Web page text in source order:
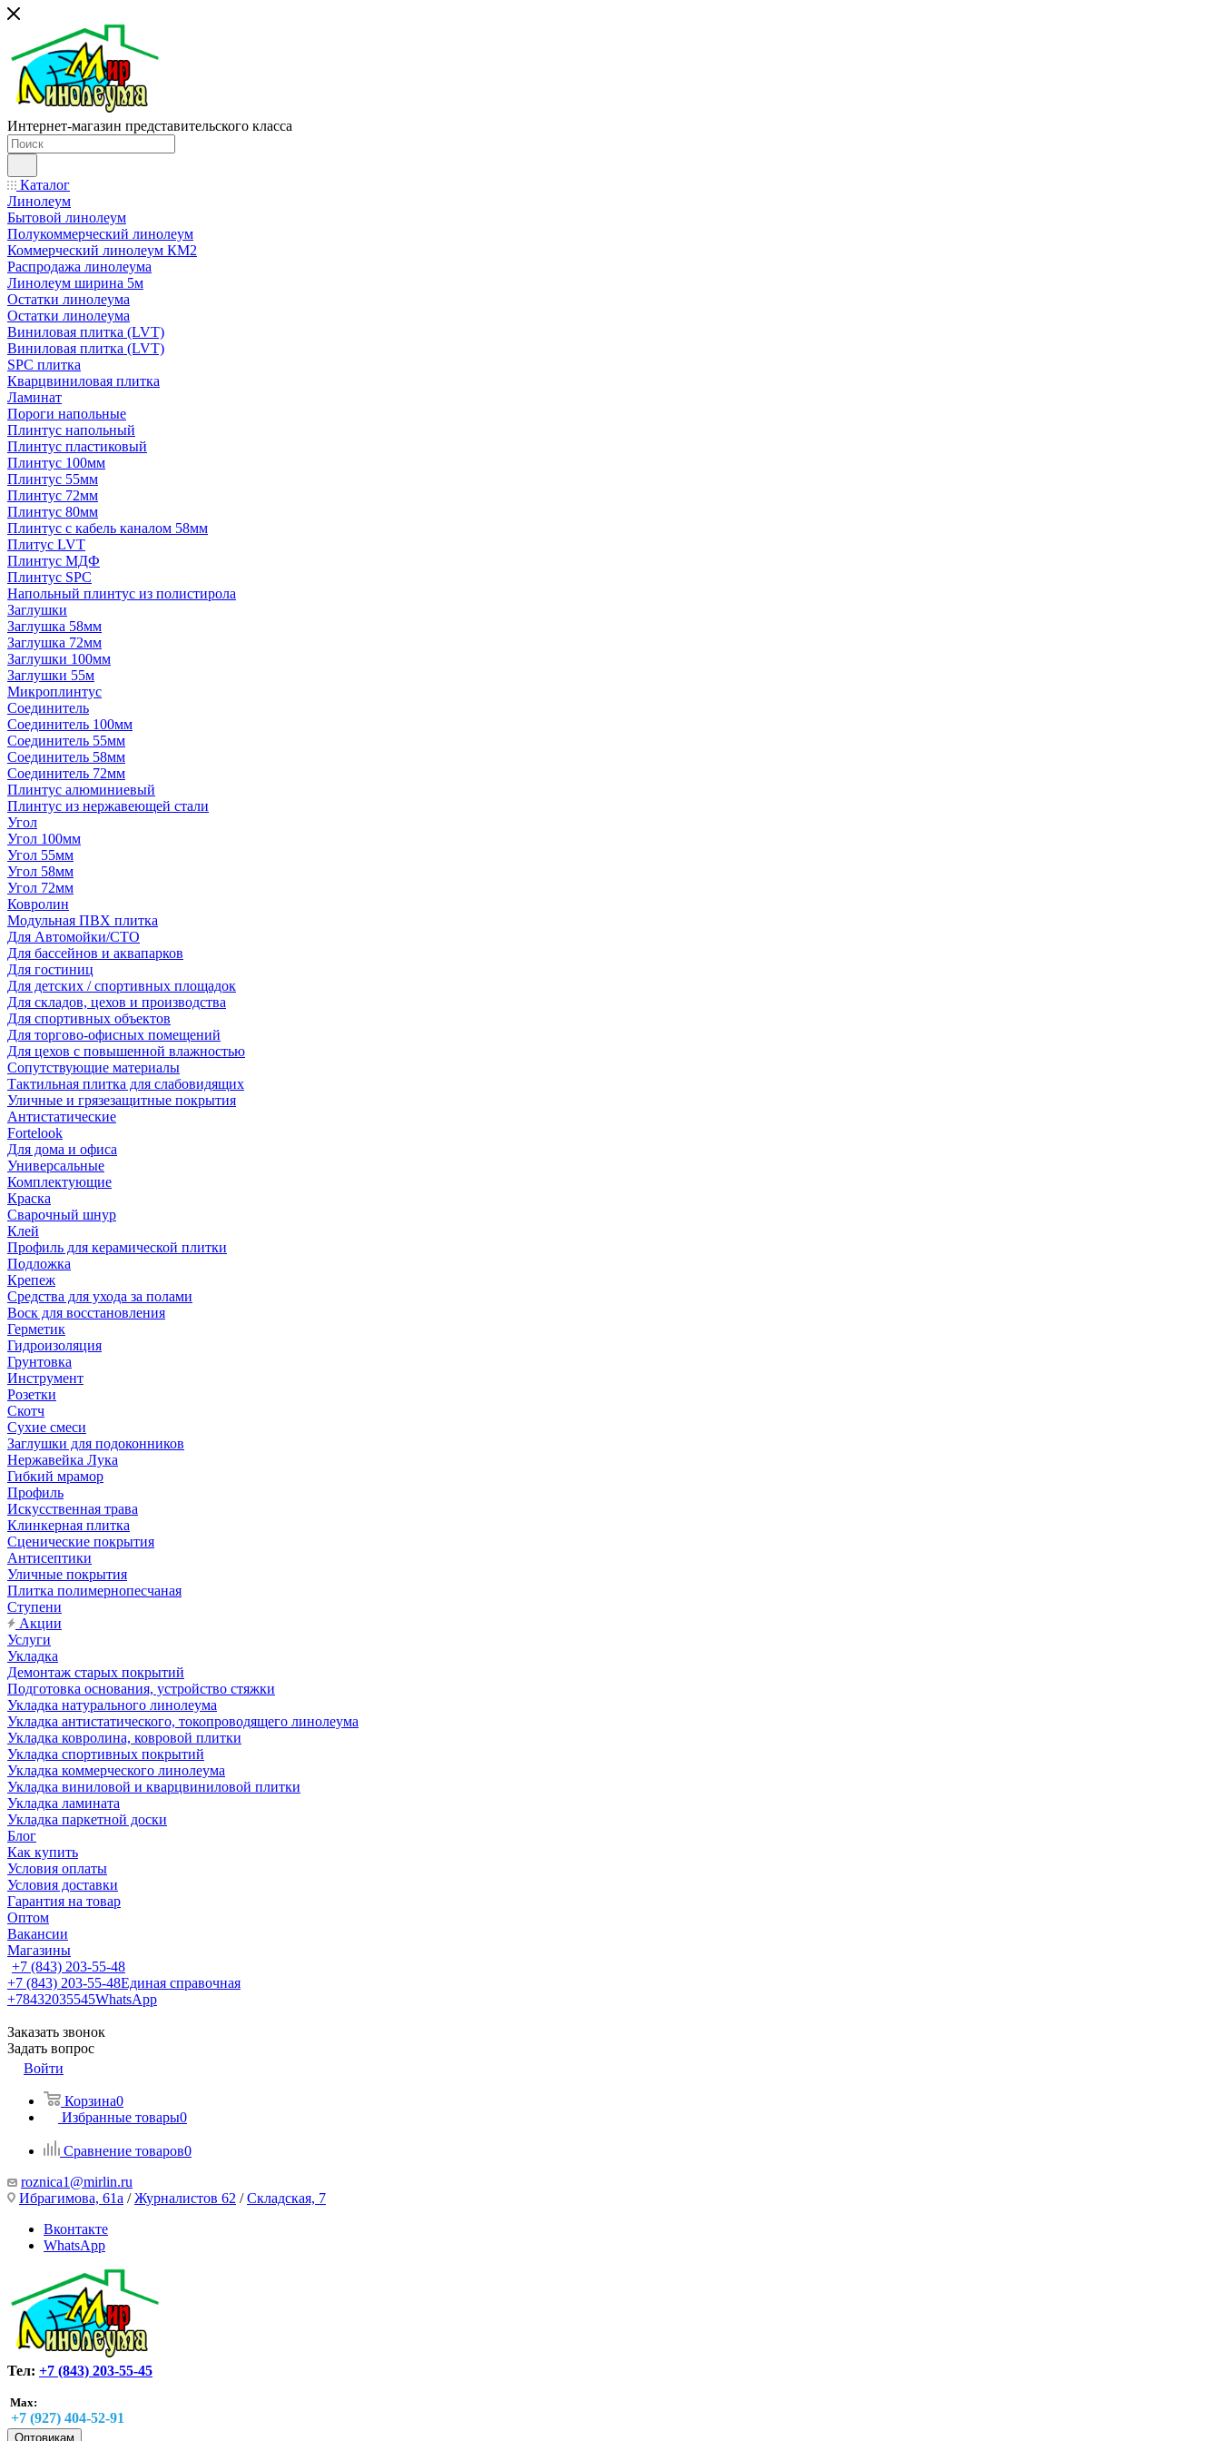
Интернет-магазин представительского класса
Каталог
Линолеум
Бытовой линолеум
Полукоммерческий линолеум
Коммерческий линолеум КМ2
Распродажа линолеума
Линолеум ширина 5м
Остатки линолеума
Остатки линолеума
Виниловая плитка (LVT)
Виниловая плитка (LVT)
SPC плитка
Кварцвиниловая плитка
Ламинат
Пороги напольные
Плинтус напольный
Плинтус пластиковый
Плинтус 100мм
Плинтус 55мм
Плинтус 72мм
Плинтус 80мм
Плинтус с кабель каналом 58мм
Плитус LVT
Плинтус МДФ
Плинтус SPC
Напольный плинтус из полистирола
Заглушки
Заглушка 58мм
Заглушка 72мм
Заглушки 100мм
Заглушки 55м
Микроплинтус
Соединитель
Соединитель 100мм
Соединитель 55мм
Соединитель 58мм
Соединитель 72мм
Плинтус алюминиевый
Плинтус из нержавеющей стали
Угол
Угол 100мм
Угол 55мм
Угол 58мм
Угол 72мм
Ковролин
Модульная ПВХ плитка
Для Автомойки/СТО
Для бассейнов и аквапарков
Для гостиниц
Для детских / спортивных площадок
Для складов, цехов и производства
Для спортивных объектов
Для торгово-офисных помещений
Для цехов с повышенной влажностью
Сопутствующие материалы
Тактильная плитка для слабовидящих
Уличные и грязезащитные покрытия
Антистатические
Fortelook
Для дома и офиса
Универсальные
Комплектующие
Краска
Сварочный шнур
Клей
Профиль для керамической плитки
Подложка
Крепеж
Средства для ухода за полами
Воск для восстановления
Герметик
Гидроизоляция
Грунтовка
Инструмент
Розетки
Скотч
Сухие смеси
Заглушки для подоконников
Нержавейка Лука
Гибкий мрамор
Профиль
Искусственная трава
Клинкерная плитка
Сценические покрытия
Антисептики
Уличные покрытия
Плитка полимернопесчаная
Ступени
Акции
Услуги
Укладка
Демонтаж старых покрытий
Подготовка основания, устройство стяжки
Укладка натурального линолеума
Укладка антистатического, токопроводящего линолеума
Укладка ковролина, ковровой плитки
Укладка спортивных покрытий
Укладка коммерческого линолеума
Укладка виниловой и кварцвиниловой плитки
Укладка ламината
Укладка паркетной доски
Блог
Как купить
Условия оплаты
Условия доставки
Гарантия на товар
Оптом
Вакансии
Магазины
+7 (843) 203-55-48
+7 (843) 203-55-48Единая справочная
+78432035545WhatsApp
Заказать звонок
Задать вопрос
Войти
Корзина0
Избранные товары0
Сравнение товаров0
roznica1@mirlin.ru
Ибрагимова, 61а /Журналистов 62 /Складская, 7
Вконтакте
WhatsApp
Тел: +7 (843) 203-55-45
Max:
+7 (927) 404-52-91
Оптовикам